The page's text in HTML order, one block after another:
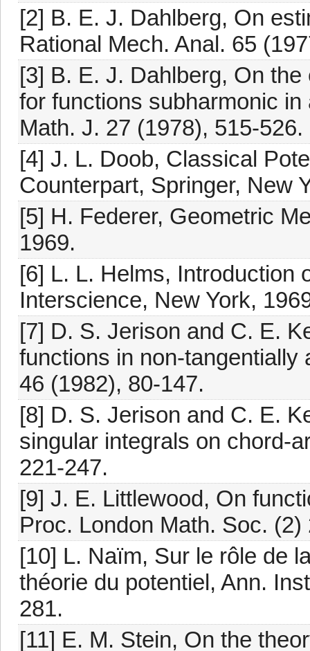
[2] B. E. J. Dahlberg, On
Rational Mech. Anal. 65
[3] B. E. J. Dahlberg, On
for functions subharmonic
Math. J. 27 (1978), 515-526.
[4] J. L. Doob, Classical
Counterpart, Springer, New
[5] H. Federer, Geometric
1969.
[6] L. L. Helms, Introduction
Interscience, New York,
[7] D. S. Jerison and C. E.
functions in non-tangentially
46 (1982), 80-147.
[8] D. S. Jerison and C. E.
singular integrals on chord-
221-247.
[9] J. E. Littlewood, On
Proc. London Math. Soc.
[10] L. Naïm, Sur le rôle de
théorie du potentiel, Ann.
281.
[11] E. M. Stein, On the